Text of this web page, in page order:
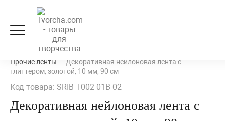
Рукоделие и флористика
Прочие ленты
Декоративная нейлоновая лента с
глиттером, золотой, 10 мм, 90 см
Код товара: SRIB-T002-01B-02
Декоративная нейлоновая лента с